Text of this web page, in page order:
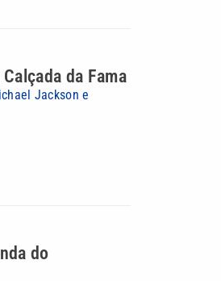
da Fama
Jackson e
do